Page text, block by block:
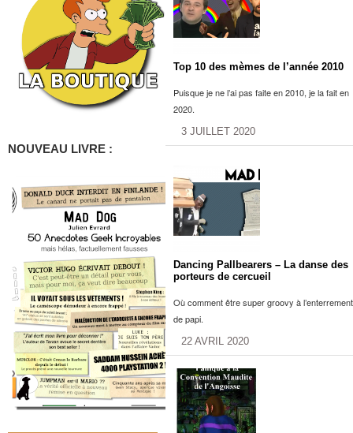
NOUVEAU LIVRE :
Top 10 des mèmes de l’année 2010
Puisque je ne l’ai pas faite en 2010, je la fait en
2020.
3 JUILLET 2020
Dancing Pallbearers – La danse des
porteurs de cercueil
Où comment être super groovy à l’enterrement
de papi.
22 AVRIL 2020